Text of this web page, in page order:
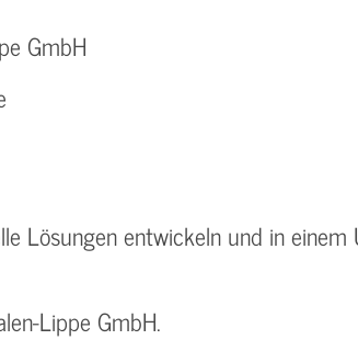
GmbH
Lösungen entwickeln und in
Lippe GmbH.